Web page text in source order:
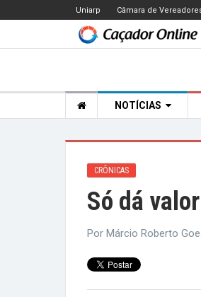
Uniarp Câmara de
NOTÍCIAS
CRÔNICAS
Só dá
Por Márcio Roberto